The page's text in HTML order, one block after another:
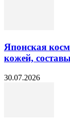
Японская
кожей,
30.07.2026